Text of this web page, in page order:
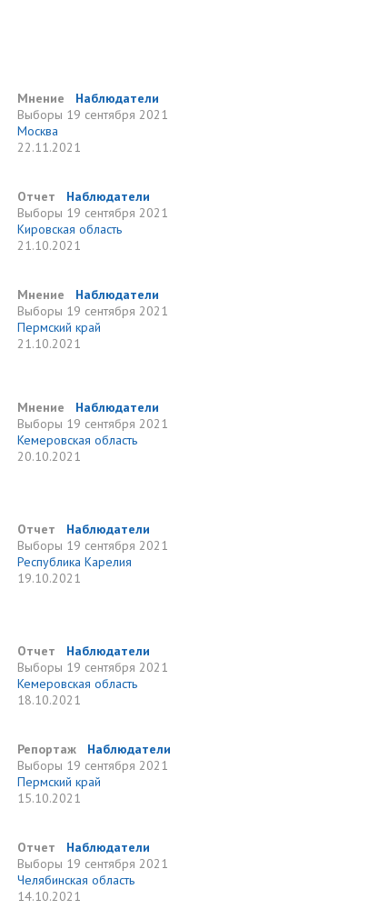
Мнение
Наблюдатели
Выборы 19 сентября 2021
Москва
22.11.2021
Отчет
Наблюдатели
Выборы 19 сентября 2021
Кировская область
21.10.2021
Мнение
Наблюдатели
Выборы 19 сентября 2021
Пермский край
21.10.2021
Мнение
Наблюдатели
Выборы 19 сентября 2021
Кемеровская область
20.10.2021
Отчет
Наблюдатели
Выборы 19 сентября 2021
Республика Карелия
19.10.2021
Отчет
Наблюдатели
Выборы 19 сентября 2021
Кемеровская область
18.10.2021
Репортаж
Наблюдатели
Выборы 19 сентября 2021
Пермский край
15.10.2021
Отчет
Наблюдатели
Выборы 19 сентября 2021
Челябинская область
14.10.2021